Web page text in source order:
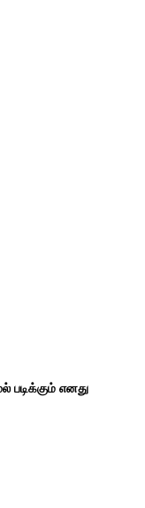
படிக்கும் எனது